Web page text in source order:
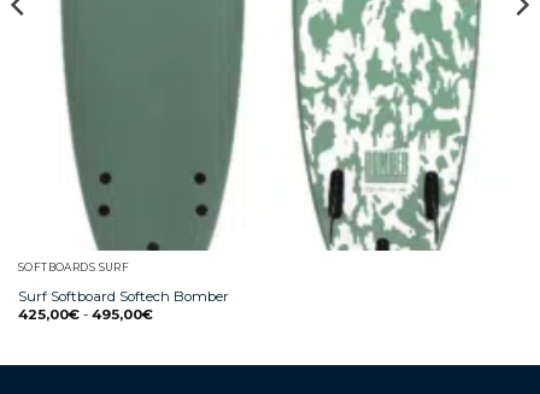
SOFTBOARDS SURF
Surf Softboard Softech Bomber
425,00€ - 495,00€